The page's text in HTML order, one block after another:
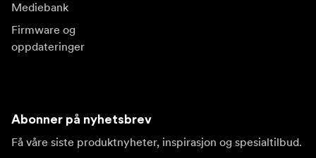
Mediebank
Firmware og
oppdateringer
Abonner på nyhetsbrev
Få våre siste produktnyheter, inspirasjon og spesialtilbud.